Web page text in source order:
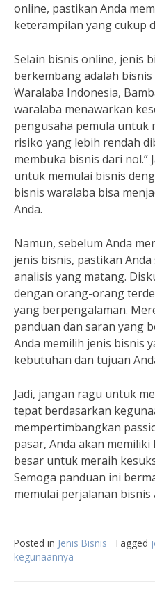
online, pastikan Anda
keterampilan yang cukup
Selain bisnis online, jenis
berkembang adalah
Waralaba Indonesia,
waralaba menawarkan
pengusaha pemula untuk
risiko yang lebih rendah
membuka bisnis dari nol.”
untuk memulai bisnis
bisnis waralaba bisa
Anda.
Namun, sebelum Anda
jenis bisnis, pastikan
analisis yang matang.
dengan orang-orang
yang berpengalaman.
panduan dan saran yang
Anda memilih jenis bisnis
kebutuhan dan tujuan
Jadi, jangan ragu untuk
tepat berdasarkan
mempertimbangkan
pasar, Anda akan
besar untuk meraih
Semoga panduan ini
memulai perjalanan bisnis
Posted in Jenis Bisnis Tagged
kegunaannya